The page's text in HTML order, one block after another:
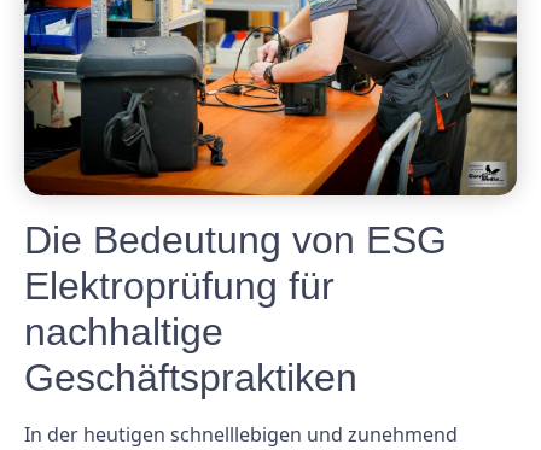
Die Bedeutung von ESG
Elektroprüfung für
nachhaltige
Geschäftspraktiken
In der heutigen schnelllebigen und zunehmend